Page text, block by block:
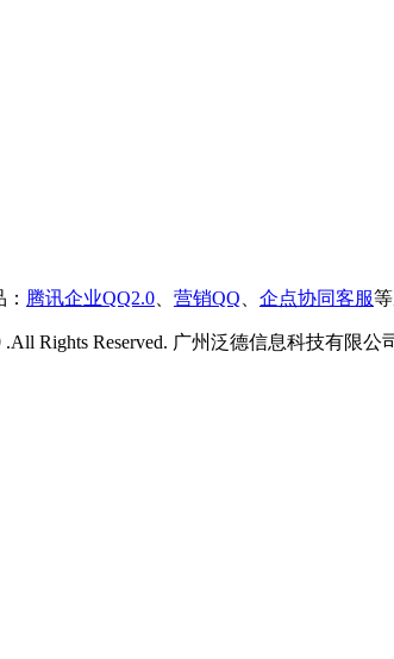
腾讯企业QQ2.0 营销QQ 企点协同客服
.All Rights Reserved. 广州泛德信息科技有限公